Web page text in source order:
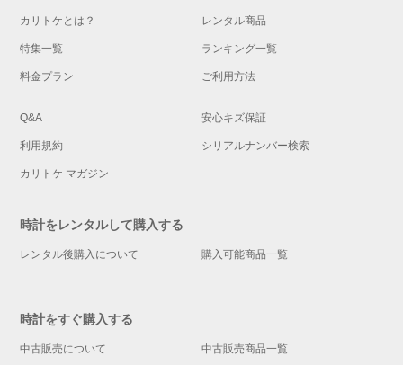
カリトケとは？ レンタル商品
特集一覧 ランキング一覧
料金プラン ご利用方法
Q&A 安心キズ保証
利用規約 シリアルナンバー検索
カリトケ マガジン
時計をレンタルして購入する
レンタル後購入について 購入可能商品一覧
時計をすぐ購入する
中古販売について 中古販売商品一覧